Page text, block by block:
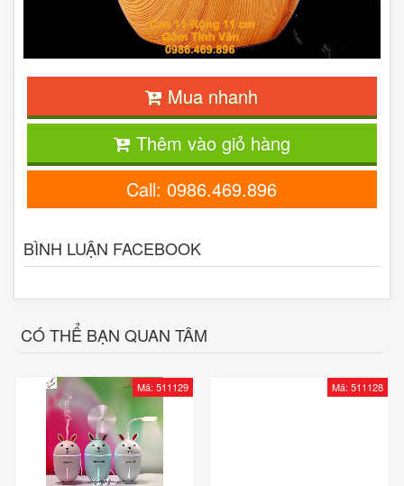
Mua nhanh
Thêm vào giỏ hàng
Call: 0986.469.896
BÌNH LUẬN FACEBOOK
CÓ THỂ BẠN QUAN TÂM
Mã: 511129 Mã: 511128